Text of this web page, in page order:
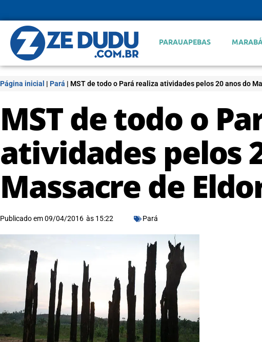
PARAUAPEBAS
Página inicial | Pará | MST de todo o Pará realiza atividades pelos 20 anos do
MST de todo o
atividades pelos
Massacre de
Publicado em09/04/2016 às 15:22 Pará